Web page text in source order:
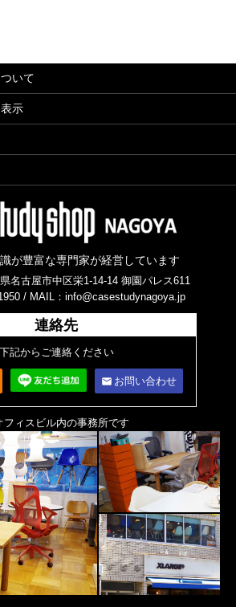
いて
示
が豊富な専門家が経営しています
名古屋市中区栄1-14-14 御園パレス611
/ MAIL：info@casestudynagoya.jp
連絡先
下記からご連絡ください
email お問い合わせ
ィスビル内の事務所です